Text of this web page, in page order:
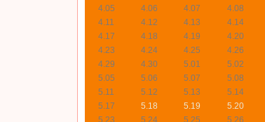
4.05
4.06 4.07 4.08
4.11
4.12 4.13 4.14
4.17
4.18 4.19 4.20
4.23
4.24 4.25 4.26
4.29
4.30 5.01 5.02
5.05
5.06 5.07 5.08
5.11
5.12 5.13 5.14
5.17
5.18 5.19 5.20
5.23
5.24 5.25 5.26